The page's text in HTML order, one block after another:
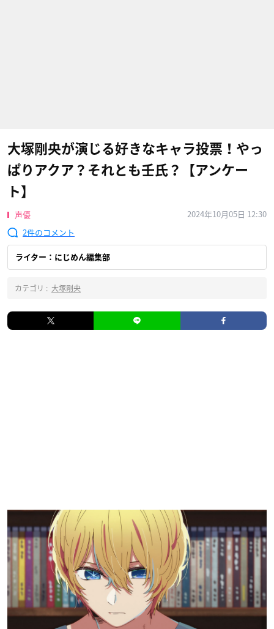
大塚剛央が演じる好きなキャラ投票！やっ
ぱりアクア？それとも壬氏？【アンケー
ト】
声優
2024年10月05日 12:30
2
ライター：にじめん編集部
カテゴリ : 大塚剛央